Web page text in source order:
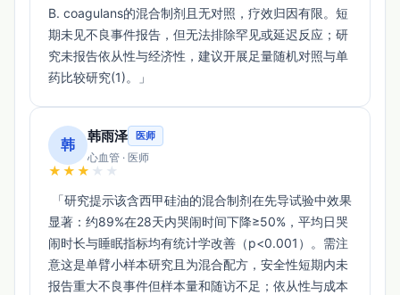
B. coagulans的混合制剂且无对照，疗效归因有限。短
期未见不良事件报告，但无法排除罕见或延迟反应；研
究未报告依从性与经济性，建议开展足量随机对照与单
药比较研究(1)。」
韩 韩雨泽 医师
心血管 · 医师
★ ★ ★ ★ ★
显著：约89%在28天内哭闹时间下降≥50%，平均日哭
闹时长与睡眠指标均有统计学改善（p<0.001）。需注
意这是单臂小样本研究且为混合配方，安全性短期内未
报告重大不良事件但样本量和随访不足；依从性与成本